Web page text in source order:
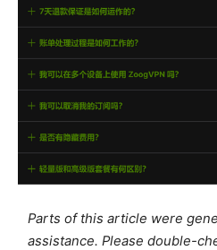
Parts of this article were
assistance. Please double-